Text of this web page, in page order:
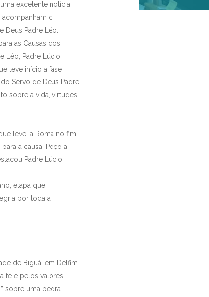
excelente notícia
acompanham o
Deus Padre Léo.
as Causas dos
Léo, Padre Lúcio
teve início a fase
Servo de Deus Padre
sobre a vida, virtudes
levei a Roma no fim
a causa. Peço a
Padre Lúcio.
etapa que
por toda a
de Biguá, em Delfim
fé e pelos valores
sobre uma pedra